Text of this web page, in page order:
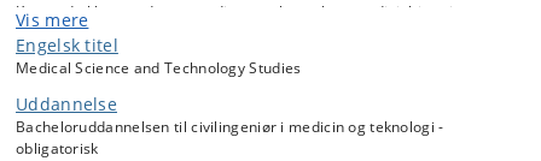
Kurset dækker sygdoms- og diagnosebegreber, medicinhistorie,
teorier for videnskabelig, teknisk og medicinsk udvikling og metode,
sociale processer i videnskaben, ekspertise og ”tavs viden”,
medicinske teknologiers historie, filosofiske spørgsmål relateret til
datamedicin og imaging, samt etiske spørgsmål i medicoteknikken.
Vis mere
Engelsk titel
Medical Science and Technology Studies
Uddannelse
Bacheloruddannelsen til civilingeniør i medicin og teknologi -
obligatorisk